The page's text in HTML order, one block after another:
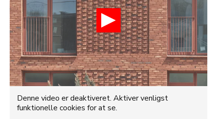
Denne video er deaktiveret. Aktiver venligst
funktionelle cookies for at se.